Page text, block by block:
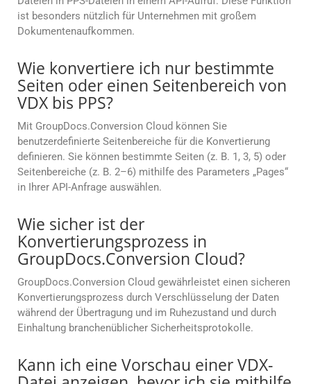
ist besonders nützlich für Unternehmen mit großem
Dokumentenaufkommen.
Wie konvertiere ich nur bestimmte
Seiten oder einen Seitenbereich von
VDX bis PPS?
Mit GroupDocs.Conversion Cloud können Sie
benutzerdefinierte Seitenbereiche für die Konvertierung
definieren. Sie können bestimmte Seiten (z. B. 1, 3, 5) oder
Seitenbereiche (z. B. 2–6) mithilfe des Parameters „Pages“
in Ihrer API-Anfrage auswählen.
Wie sicher ist der
Konvertierungsprozess in
GroupDocs.Conversion Cloud?
GroupDocs.Conversion Cloud gewährleistet einen sicheren
Konvertierungsprozess durch Verschlüsselung der Daten
während der Übertragung und im Ruhezustand und durch
Einhaltung branchenüblicher Sicherheitsprotokolle.
Kann ich eine Vorschau einer VDX-